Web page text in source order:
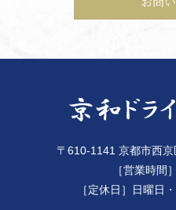
〒610-1141 京都市西
［営業時間
［定休日］日曜日